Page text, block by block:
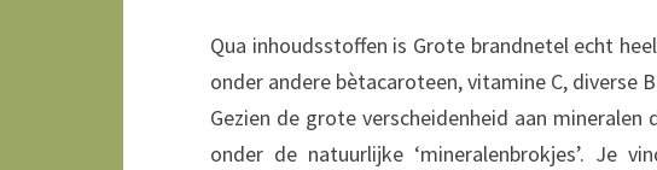
Qua inhoudsstoffen is Grote brandnetel echt
onder andere bètacaroteen, vitamine C, diverse
Gezien de grote verscheidenheid aan
onder de natuurlijke ‘mineralenbrokjes’. Je